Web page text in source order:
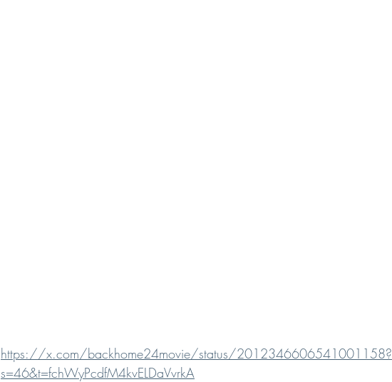
https://x.com/backhome24movie/status/2012346606541001158?
s=46&t=fchWyPcdfM4kvELDaVvrkA